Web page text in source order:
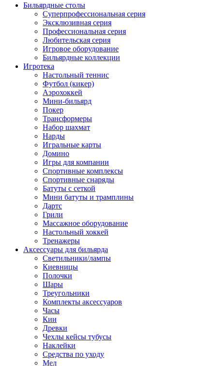
Бильярдные столы
Суперпрофессиональная серия
Эксклюзивная серия
Профессиональная серия
Любительская серия
Игровое оборудование
Бильярдные коллекции
Игротека
Настольный теннис
Футбол (кикер)
Аэрохоккей
Мини-бильярд
Покер
Трансформеры
Набор шахмат
Нарды
Игральные карты
Домино
Игры для компании
Спортивные комплексы
Спортивные снаряды
Батуты с сеткой
Мини батуты и трамплины
Дартс
Грили
Массажное оборудование
Настольный хоккей
Тренажеры
Аксессуары для бильярда
Светильники/лампы
Киевницы
Полочки
Шары
Треугольники
Комплекты аксессуаров
Часы
Кии
Древки
Чехлы кейсы тубусы
Наклейки
Средства по уходу
Мел